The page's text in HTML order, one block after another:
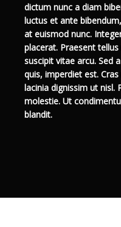
dictum nunc a diam
luctus et ante
at euismod nunc.
placerat. Praesent
suscipit vitae arcu. Sed
quis, imperdiet est.
lacinia dignissim ut nisl.
molestie. Ut
blandit.